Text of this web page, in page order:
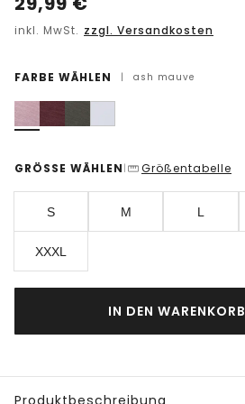
inkl. MwSt. zzgl. Versandkosten
FARBE WÄHLEN | ash mauve
GRÖSSE WÄHLEN | Größentabelle
S M L
XXXL
IN DEN WARENKORB